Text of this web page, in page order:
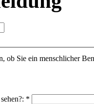
ob Sie ein menschlicher
*